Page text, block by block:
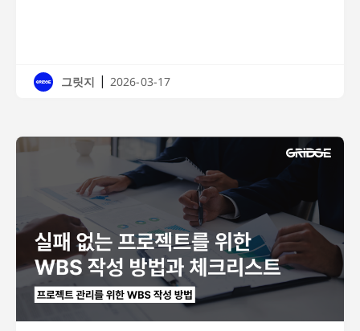
그릿지 | 2026-03-17